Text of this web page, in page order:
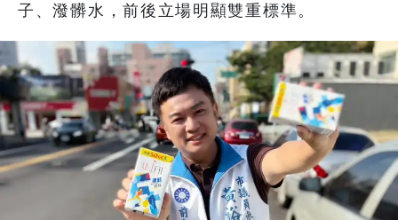
子、潑髒水，前後立場明顯雙重標準。